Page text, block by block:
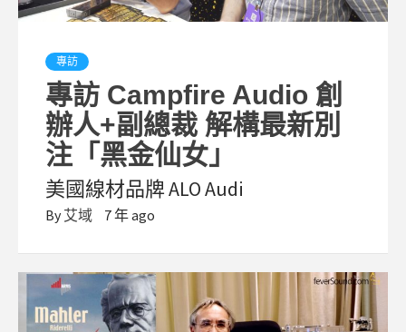
專訪
專訪 Campfire Audio 創
辦人+副總裁 解構最新別
注「黑金仙女」
美國線材品牌 ALO Audi
By 艾域 7 年 ago